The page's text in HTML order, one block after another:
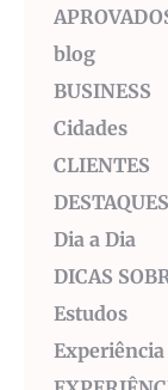
blog
BUSINESS
Cidades
CLIENTES
DESTAQUES
Dia a Dia
DICAS
Estudos
Experiência